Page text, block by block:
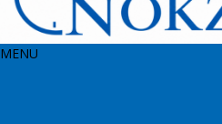
MENU